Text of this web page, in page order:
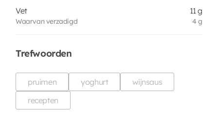
Vet 11 g
Waarvan verzadigd 4 g
Trefwoorden
pruimen yoghurt
wijnsaus
recepten